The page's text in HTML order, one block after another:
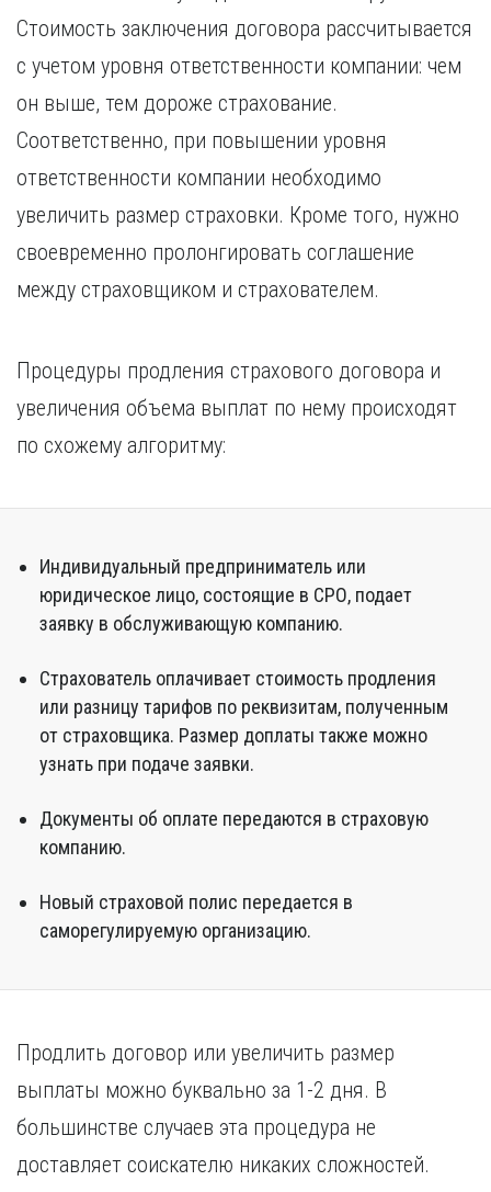
Стоимость заключения договора рассчитывается
с учетом уровня ответственности компании: чем
он выше, тем дороже страхование.
Соответственно, при повышении уровня
ответственности компании необходимо
увеличить размер страховки. Кроме того, нужно
своевременно пролонгировать соглашение
между страховщиком и страхователем.
Процедуры продления страхового договора и
увеличения объема выплат по нему происходят
по схожему алгоритму:
Индивидуальный предприниматель или
юридическое лицо, состоящие в СРО, подает
заявку в обслуживающую компанию.
Страхователь оплачивает стоимость продления
или разницу тарифов по реквизитам, полученным
от страховщика. Размер доплаты также можно
узнать при подаче заявки.
Документы об оплате передаются в страховую
компанию.
Новый страховой полис передается в
саморегулируемую организацию.
Продлить договор или увеличить размер
выплаты можно буквально за 1-2 дня. В
большинстве случаев эта процедура не
доставляет соискателю никаких сложностей.